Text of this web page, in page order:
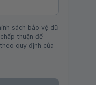
sách bảo vệ dữ
thuận để
quy định của